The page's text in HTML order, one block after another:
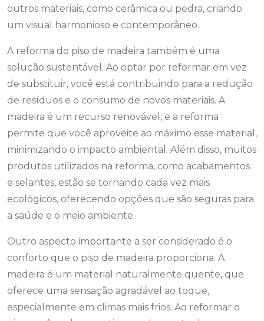
outros materiais, como cerâmica ou pedra, criando
um visual harmonioso e contemporâneo.
A reforma do piso de madeira também é uma
solução sustentável. Ao optar por reformar em vez
de substituir, você está contribuindo para a redução
de resíduos e o consumo de novos materiais. A
madeira é um recurso renovável, e a reforma
permite que você aproveite ao máximo esse material,
minimizando o impacto ambiental. Além disso, muitos
produtos utilizados na reforma, como acabamentos
e selantes, estão se tornando cada vez mais
ecológicos, oferecendo opções que são seguras para
a saúde e o meio ambiente.
Outro aspecto importante a ser considerado é o
conforto que o piso de madeira proporciona. A
madeira é um material naturalmente quente, que
oferece uma sensação agradável ao toque,
especialmente em climas mais frios. Ao reformar o